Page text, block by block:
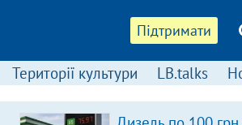
Підтримати
Території культури LB.talks